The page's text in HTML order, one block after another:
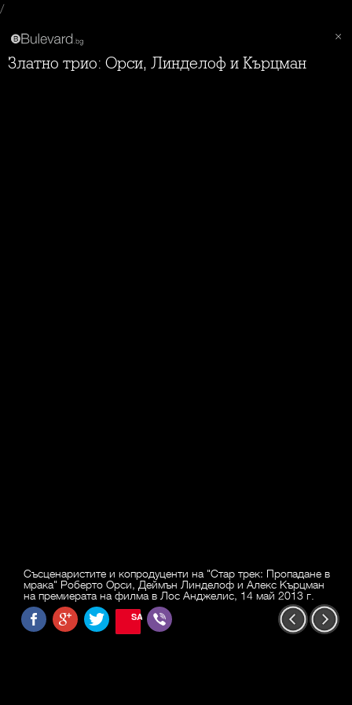
/
Златно трио: Орси, Линделоф и Кърцман
Съсценаристите и копродуценти на "Стар трек: Пропадане в
мрака" Роберто Орси, Деймън Линделоф и Алекс Кърцман
на премиерата на филма в Лос Анджелис, 14 май 2013 г.
SAVE